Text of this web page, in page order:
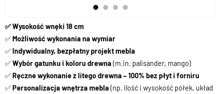
✅ Wysokość wnęki 18 cm
✅Możliwość wykonania na wymiar
✅Indywidualny, bezpłatny projekt mebla
✅Wybór gatunku i koloru drewna (m.in. palisander, mango)
✅Ręczne wykonanie z litego drewna – 100% bez płyt i forniru
✅Personalizacja wnętrza mebla (np. ilość i wysokość półek, układ